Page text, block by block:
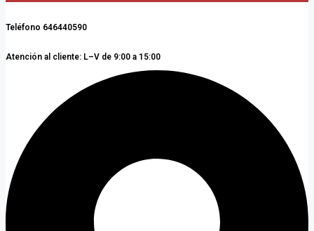
Teléfono 646440590
Atención al cliente: L–V de 9:00 a 15:00